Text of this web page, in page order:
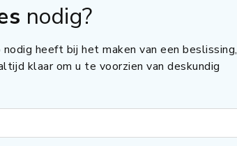
nodig?
heeft bij het maken van een beslissing,
klaar om u te voorzien van deskundig